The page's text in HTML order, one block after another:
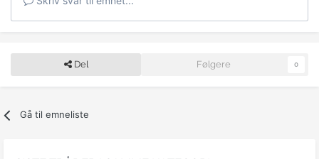
Del Følgere 0
Gå til emneliste